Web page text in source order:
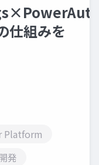
仕組みを
Platform
発